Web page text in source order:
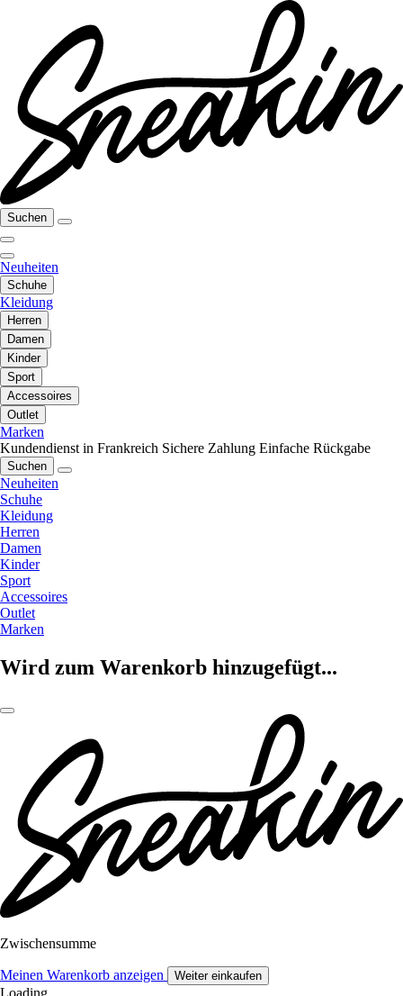
Suchen
Neuheiten
Schuhe
Kleidung
Herren
Damen
Kinder
Sport
Accessoires
Outlet
Marken
Kundendienst in Frankreich Sichere Zahlung Einfache Rückgabe
Suchen
Neuheiten
Schuhe
Kleidung
Herren
Damen
Kinder
Sport
Accessoires
Outlet
Marken
Wird zum Warenkorb hinzugefügt...
Zwischensumme
Meinen Warenkorb anzeigen Weiter einkaufen